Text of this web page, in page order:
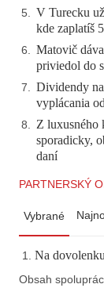
5. V Turecku
kde zaplatíš
6. Matovič
priviedol do
7. Dividendy
vyplácania
8. Z luxusného
sporadicky,
daní
PARTNERSKÝ
Vybrané
Na
Obsah